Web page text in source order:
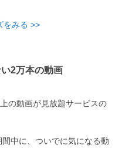
をみる >>
2万本の動画
の動画が見放題サービスの
中に、ついでに気になる動